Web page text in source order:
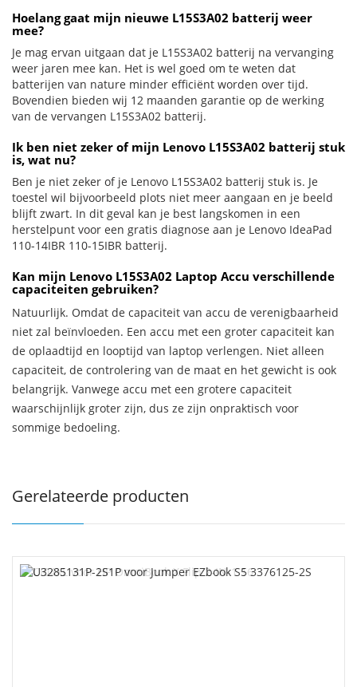
Hoelang gaat mijn nieuwe L15S3A02 batterij weer
mee?
Je mag ervan uitgaan dat je L15S3A02 batterij na vervanging
weer jaren mee kan. Het is wel goed om te weten dat
batterijen van nature minder efficiënt worden over tijd.
Bovendien bieden wij 12 maanden garantie op de werking
van de vervangen L15S3A02 batterij.
Ik ben niet zeker of mijn Lenovo L15S3A02 batterij stuk
is, wat nu?
Ben je niet zeker of je Lenovo L15S3A02 batterij stuk is. Je
toestel wil bijvoorbeeld plots niet meer aangaan en je beeld
blijft zwart. In dit geval kan je best langskomen in een
herstelpunt voor een gratis diagnose aan je Lenovo IdeaPad
110-14IBR 110-15IBR batterij.
Kan mijn Lenovo L15S3A02 Laptop Accu verschillende
capaciteiten gebruiken?
Natuurlijk. Omdat de capaciteit van accu de verenigbaarheid
niet zal beïnvloeden. Een accu met een groter capaciteit kan
de oplaadtijd en looptijd van laptop verlengen. Niet alleen
capaciteit, de controlering van de maat en het gewicht is ook
belangrijk. Vanwege accu met een grotere capaciteit
waarschijnlijk groter zijn, dus ze zijn onpraktisch voor
sommige bedoeling.
Gerelateerde producten